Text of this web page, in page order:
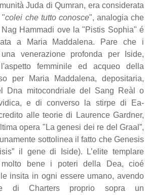
Juda di Qumran, era considerata
"colei che tutto conosce", analogia che
Hammadi ove la "Pistis Sophia" é
a Maria Maddalena. Pare che i
venerazione profonda per Iside,
femminile ed acqueo della
per Maria Maddalena, depositaria,
Dna mitocondriale del Sang Reàl o
e di converso la stirpe di Ea-
alle teorie di Laurence Gardner,
opera "La genesi dei re del Graal”,
sottolinea il fatto che Genesis
il gene di Iside). L’elite templare
molto bene i poteri della Dea, cioé
insita in ogni essere umano, avendo
di Charters proprio sopra un